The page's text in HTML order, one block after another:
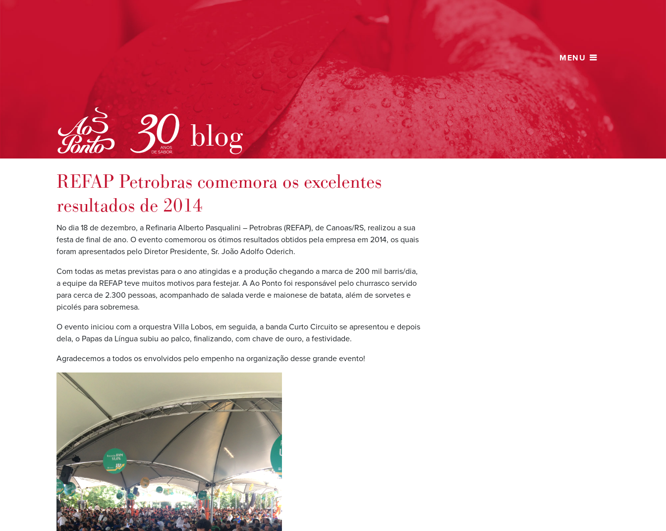
blog
REFAP Petrobras comemora os excelentes
resultados de 2014
No dia 18 de dezembro, a Refinaria Alberto Pasqualini – Petrobras (REFAP), de Canoas/RS, realizou a sua
festa de final de ano. O evento comemorou os ótimos resultados obtidos pela empresa em 2014, os quais
foram apresentados pelo Diretor Presidente, Sr. João Adolfo Oderich.
Com todas as metas previstas para o ano atingidas e a produção chegando a marca de 200 mil barris/dia,
a equipe da REFAP teve muitos motivos para festejar. A Ao Ponto foi responsável pelo churrasco servido
para cerca de 2.300 pessoas, acompanhado de salada verde e maionese de batata, além de sorvetes e
picolés para sobremesa.
O evento iniciou com a orquestra Villa Lobos, em seguida, a banda Curto Circuito se apresentou e depois
dela, o Papas da Língua subiu ao palco, finalizando, com chave de ouro, a festividade.
Agradecemos a todos os envolvidos pelo empenho na organização desse grande evento!